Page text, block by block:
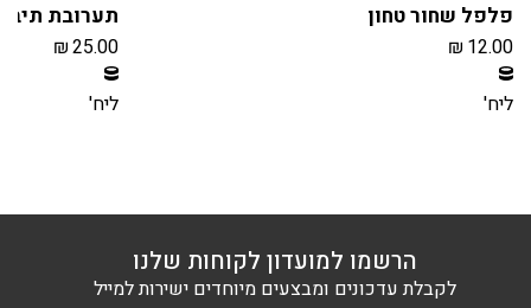
פלפל שחור טחון
₪ 12.00
ליח'
תערובת
₪25.00
ליח'
הרשמו למועדון לקוחות שלנו
לקבלת עדכונים ומבצעים מיוחדים ישירות למייל